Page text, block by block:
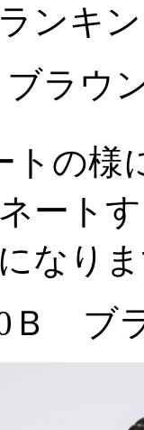
ンキ
ラウ
トの様
ート
なり
ブ